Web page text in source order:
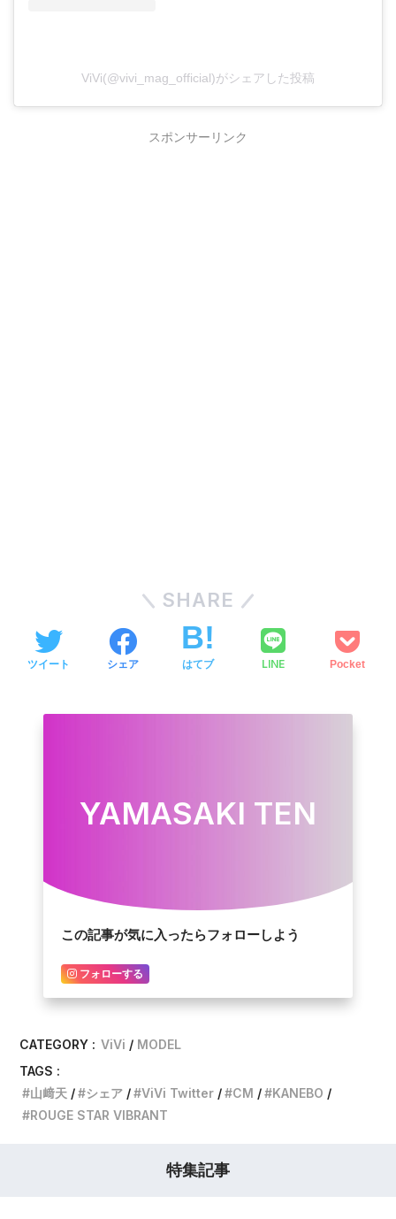
ViVi(@vivi_mag_official)がシェアした投稿
スポンサーリンク
SHARE
ツイート シェア はてブ LINE Pocket
YAMASAKI TEN
この記事が気に入ったらフォローしよう
フォローする
CATEGORY : ViVi
MODEL
TAGS :
山﨑天
シェア ViVi Twitter CM
KANEBO
ROUGE STAR VIBRANT
特集記事